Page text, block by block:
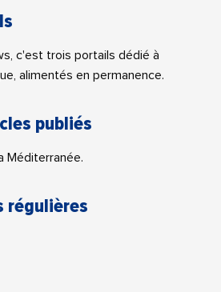
c'est trois portails dédié à
alimentés en permanence.
publiés
Méditerranée.
régulières